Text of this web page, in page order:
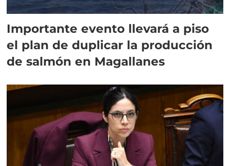
Importante evento llevará a piso
el plan de duplicar la producción
de salmón en Magallanes